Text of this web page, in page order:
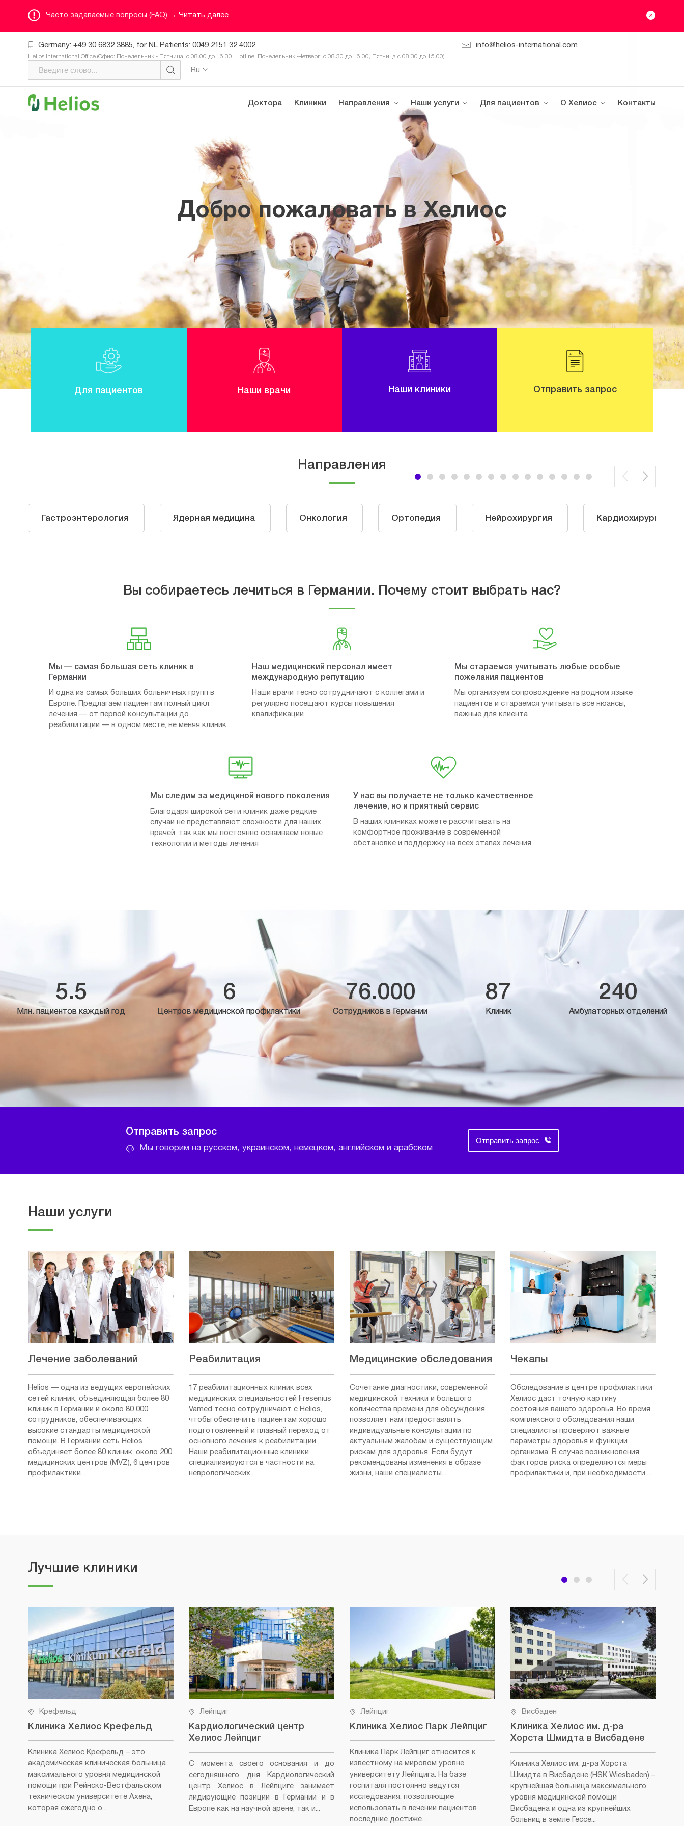
Часто задаваемые вопросы (FAQ) → Читать далее
Germany: +49 30 6832 3885, for NL Patients: 0049 2151 32 4002
Helios International Office (Офис: Понедельник - Пятница: с 08.00 до 16.30; Hotline: Понедельник -Четверг: с 08.30 до 16.00, Пятница с 08.30 до 15.00)
info@helios-international.com
Ru
Доктора Клиники Направления Наши услуги Для пациентов О Хелиос Контакты
Добро пожаловать в Хелиос
Для пациентов Наши врачи Наши клиники Отправить запрос
Направления
Гастроэнтерология Ядерная медицина Онкология Ортопедия Нейрохирургия Кардиохирургия
Вы собираетесь лечиться в Германии. Почему стоит выбрать нас?
Мы — самая большая сеть клиник в
Германии
И одна из самых больших больничных групп в
Европе. Предлагаем пациентам полный цикл
лечения — от первой консультации до
реабилитации — в одном месте, не меняя клиник
Наш медицинский персонал имеет
международную репутацию
Наши врачи тесно сотрудничают с коллегами и
регулярно посещают курсы повышения
квалификации
Мы стараемся учитывать любые особые
пожелания пациентов
Мы организуем сопровождение на родном языке
пациентов и стараемся учитывать все нюансы,
важные для клиента
Мы следим за медициной нового поколения
Благодаря широкой сети клиник даже редкие
случаи не представляют сложности для наших
врачей, так как мы постоянно осваиваем новые
технологии и методы лечения
У нас вы получаете не только качественное
лечение, но и приятный сервис
В наших клиниках можете рассчитывать на
комфортное проживание в современной
обстановке и поддержку на всех этапах лечения
5.5
Млн. пациентов каждый год
6
Центров медицинской профилактики
76.000
Сотрудников в Германии
87
Клиник
240
Амбулаторных отделений
Отправить запрос
Мы говорим на русском, украинском, немецком, английском и арабском
Отправить запрос
Наши услуги
Лечение заболеваний
Helios — одна из ведущих европейских
сетей клиник, объединяющая более 80
клиник в Германии и около 80 000
сотрудников, обеспечивающих
высокие стандарты медицинской
помощи. В Германии сеть Helios
объединяет более 80 клиник, около 200
медицинских центров (MVZ), 6 центров
профилактики...
Реабилитация
17 реабилитационных клиник всех
медицинских специальностей Fresenius
Vamed тесно сотрудничают с Helios,
чтобы обеспечить пациентам хорошо
подготовленный и плавный переход от
основного лечения к реабилитации.
Наши реабилитационные клиники
специализируются в частности на:
неврологических...
Медицинские обследования
Сочетание диагностики, современной
медицинской техники и большого
количества времени для обсуждения
позволяет нам предоставлять
индивидуальные консультации по
актуальным жалобам и существующим
рискам для здоровья. Если будут
рекомендованы изменения в образе
жизни, наши специалисты...
Чекапы
Обследование в центре профилактики
Хелиос даст точную картину
состояния вашего здоровья. Во время
комплексного обследования наши
специалисты проверяют важные
параметры здоровья и функции
организма. В случае возникновения
факторов риска определяются меры
профилактики и, при необходимости,...
Лучшие клиники
Крефельд
Клиника Хелиос Крефельд
Клиника Хелиос Крефельд – это
академическая клиническая больница
максимального уровня медицинской
помощи при Рейнско-Вестфальском
техническом университете Ахена,
которая ежегодно о...
Лейпциг
Кардиологический центр
Хелиос Лейпциг
С момента своего основания и до
сегодняшнего дня Кардиологический
центр Хелиос в Лейпциге занимает
лидирующие позиции в Германии и в
Европе как на научной арене, так и...
Лейпциг
Клиника Хелиос Парк Лейпциг
Клиника Парк Лейпциг относится к
известному на мировом уровне
университету Лейпцига. На базе
госпиталя постоянно ведутся
исследования, позволяющие
использовать в лечении пациентов
последние достиже...
Висбаден
Клиника Хелиос им. д-ра
Хорста Шмидта в Висбадене
Клиника Хелиос им. д-ра Хорста
Шмидта в Висбадене (HSK Wiesbaden) –
крупнейшая больница максимального
уровня медицинской помощи
Висбадена и одна из крупнейших
больниц в земле Гессе...